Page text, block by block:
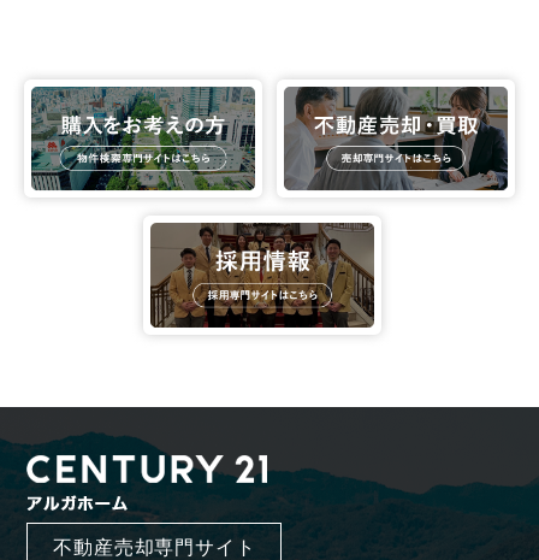
不動産売却専門サイト